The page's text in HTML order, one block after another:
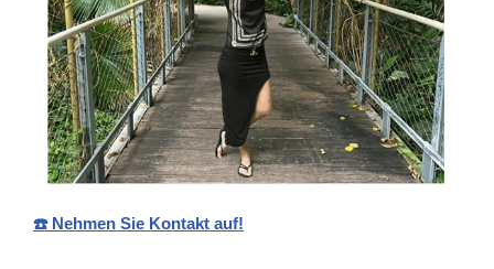
☎️ Nehmen Sie Kontakt auf!